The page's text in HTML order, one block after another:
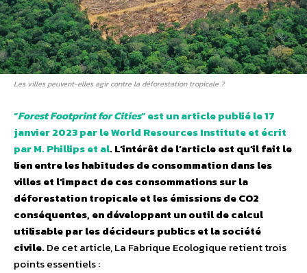
Les villes peuvent-elles agir contre la déforestation tropicale ?
“Forest Footprint for Cities” est un article publié le 17
janvier 2023 par le World Resources Institute et écrit
par M. Phillips et al. L’intérêt de l’article est qu’il fait le
lien entre les habitudes de consommation dans les
villes et l’impact de ces consommations sur la
déforestation tropicale et les émissions de CO2
conséquentes, en développant un outil de calcul
utilisable par les décideurs publics et la société
civile.De cet article, La Fabrique Ecologique retient trois
points essentiels :